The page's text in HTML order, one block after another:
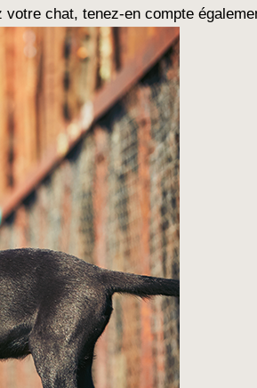
chat, tenez-en compte